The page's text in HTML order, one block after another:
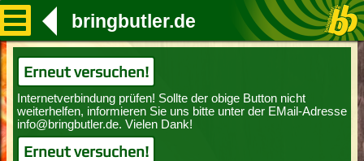
bringbutler.de
Erneut versuchen!
Erneut versuchen!